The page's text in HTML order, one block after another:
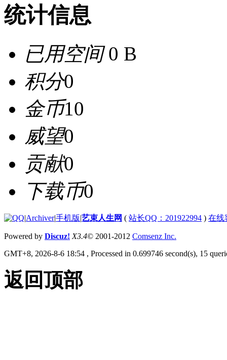
统计信息
已用空间0 B
积分0
金币10
威望0
贡献0
下载币0
|Archiver|手机版|艺束人生网 ( 站长QQ：201922994 ) 在线
Powered by Discuz! X3.4© 2001-2012 Comsenz Inc.
GMT+8, 2026-8-6 18:54 , Processed in 0.699746 second(s), 15
返回顶部